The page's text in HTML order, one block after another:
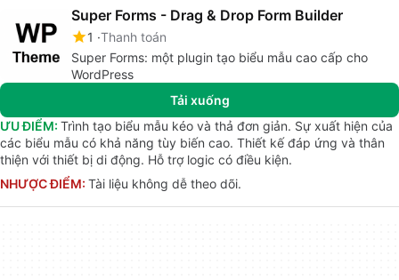
Super Forms - Drag & Drop Form Builder
1 Thanh toán
Super Forms: một plugin tạo biểu mẫu cao cấp cho
WordPress
Tải xuống
ƯU ĐIỂM: Trình tạo biểu mẫu kéo và thả đơn giản. Sự xuất hiện của
các biểu mẫu có khả năng tùy biến cao. Thiết kế đáp ứng và thân
thiện với thiết bị di động. Hỗ trợ logic có điều kiện.
NHƯỢC ĐIỂM: Tài liệu không dễ theo dõi.